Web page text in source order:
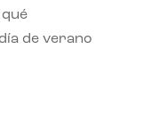
de verano